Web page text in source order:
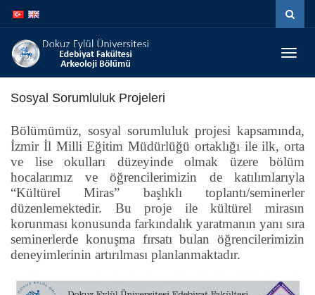
atla
atla
Sosyal Sorumluluk Projeleri
Bölümümüz, sosyal sorumluluk projesi kapsamında,
İzmir İl Milli Eğitim Müdürlüğü ortaklığı ile ilk, orta
ve lise okulları düzeyinde olmak üzere bölüm
hocalarımız ve öğrencilerimizin de katılımlarıyla
“Kültürel Miras” başlıklı toplantı/seminerler
düzenlemektedir. Bu proje ile kültürel mirasın
korunması konusunda farkındalık yaratmanın yanı sıra
seminerlerde konuşma fırsatı bulan öğrencilerimizin
deneyimlerinin artırılması planlanmaktadır.